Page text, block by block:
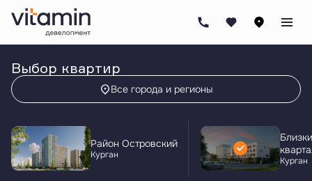
Выбор квартир
Все города и регионы
Район Островский
Курган
Курган